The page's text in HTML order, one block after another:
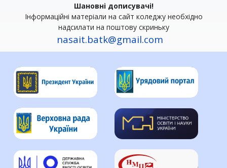
Шановні дописувачі!
Інформаційні матеріали на сайт коледжу необхідно
надсилати на поштову скриньку
nasait.batk@gmail.com